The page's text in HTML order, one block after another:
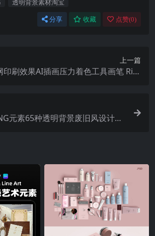
透明背景素材淘宝
分享 收藏 点赞(0)
上一篇
印刷效果AI插画压力着色工具画笔 Rizz
元素65种透明背景废旧风设计素